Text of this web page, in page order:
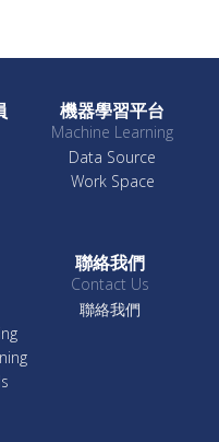
機器學習平台
Machine Learning
Data Source
Work Space
聯絡我們
Contact Us
聯絡我們